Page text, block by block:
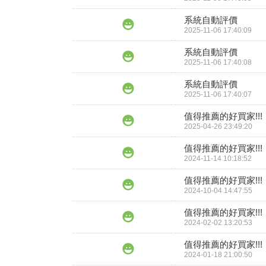
系統自動評價
2025-11-06 17:40:09
系統自動評價
2025-11-06 17:40:08
系統自動評價
2025-11-06 17:40:07
值得推薦的好買家!!!
2025-04-26 23:49:20
值得推薦的好買家!!!
2024-11-14 10:18:52
值得推薦的好買家!!!
2024-10-04 14:47:55
值得推薦的好買家!!!
2024-02-02 13:20:53
值得推薦的好買家!!!
2024-01-18 21:00:50